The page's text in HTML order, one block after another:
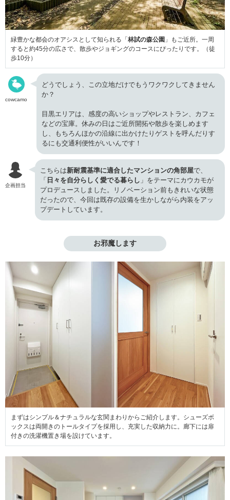
緑豊かな都会のオアシスとして知られる「 林試の森公園 」もご近所。一周
すると約45分の広さで、散歩やジョギングのコースにぴったりです。（徒
歩10分）
cowcamo
どうでしょう、この立地だけでもうワクワクしてきません
か？
目黒エリアは、感度の高いショップやレストラン、カフェ
などの宝庫。休みの日はご近所開拓や散歩を楽しめます
し、もちろんほかの沿線に出かけたりゲストを呼んだりす
るにも交通利便性がいいんです！
企画担当
こちらは新耐震基準に適合したマンションの角部屋で、
「 日々を自分らしく愛でる暮らし 」をテーマにカウカモが
プロデュースしました。リノベーション前もきれいな状態
だったので、今回は既存の設備を生かしながら内装をアッ
プデートしています。
お邪魔します
まずはシンプル＆ナチュラルな玄関まわりからご紹介します。シューズボ
ックスは両開きのトールタイプを採用し、充実した収納力に。廊下には扉
付きの洗濯機置き場を設けています。